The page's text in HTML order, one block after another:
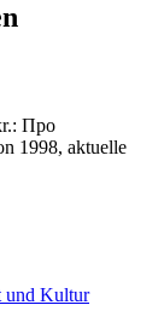
Про
1998, aktuelle
und Kultur